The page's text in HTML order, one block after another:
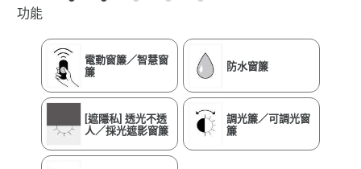
功能
電動窗簾／智慧窗
簾
防水窗簾
[遮隱私] 透光不透
人／採光遮影窗簾
調光簾／可調光窗
簾